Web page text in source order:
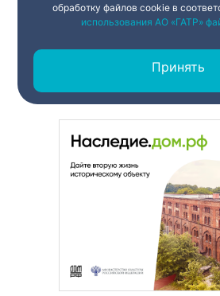
обработку файлов cookie в
использования АО «ГАТР»
Принять